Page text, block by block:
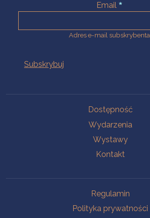
Email
Adres e-mail subskrybenta.
Dostępność
Wydarzenia
Wystawy
Kontakt
Regulamin
Polityka prywatności